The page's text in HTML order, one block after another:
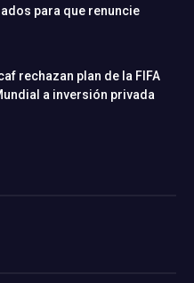
para que renuncie
rechazan plan de la FIFA
a inversión privada